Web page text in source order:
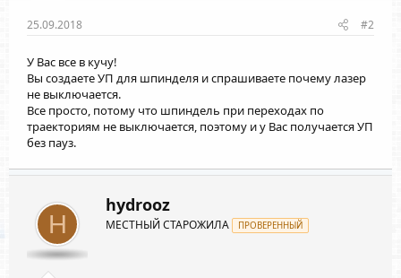
25.09.2018 #2
У Вас все в кучу!
Вы создаете УП для шпинделя и спрашиваете почему лазер
не выключается.
Все просто, потому что шпиндель при переходах по
траекториям не выключается, поэтому и у Вас получается УП
без пауз.
H
hydrooz
МЕСТНЫЙ СТАРОЖИЛА ПРОВЕРЕННЫЙ